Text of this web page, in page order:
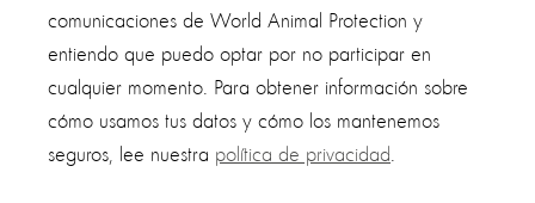
comunicaciones de World Animal Protection y
entiendo que puedo optar por no participar en
cualquier momento. Para obtener información sobre
cómo usamos tus datos y cómo los mantenemos
seguros, lee nuestra política de privacidad.